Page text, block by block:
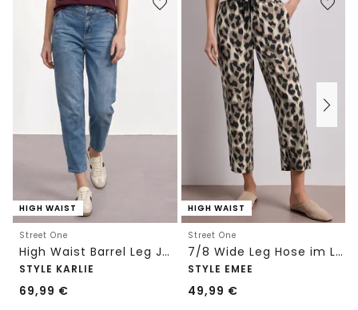
HIGH WAIST
Street One
High Waist Barrel Leg Jeans im Loose Fit
STYLE KARLIE
69,99 €
HIGH WAIST
Street One
7/8 Wide Leg Hose im Loose Fit mit Print
STYLE EMEE
49,99 €